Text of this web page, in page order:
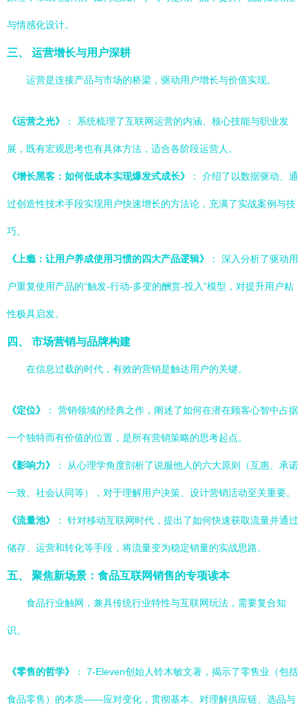
与情感化设计。
三、 运营增长与用户深耕
运营是连接产品与市场的桥梁，驱动用户增长与价值实现。
《运营之光》 ： 系统梳理了互联网运营的内涵、核心技能与职业发
展，既有宏观思考也有具体方法，适合各阶段运营人。
《增长黑客：如何低成本实现爆发式成长》 ： 介绍了以数据驱动、通
过创造性技术手段实现用户快速增长的方法论，充满了实战案例与技
巧。
《上瘾：让用户养成使用习惯的四大产品逻辑》 ： 深入分析了驱动用
户重复使用产品的“触发-行动-多变的酬赏-投入”模型，对提升用户粘
性极具启发。
四、 市场营销与品牌构建
在信息过载的时代，有效的营销是触达用户的关键。
《定位》 ： 营销领域的经典之作，阐述了如何在潜在顾客心智中占据
一个独特而有价值的位置，是所有营销策略的思考起点。
《影响力》 ： 从心理学角度剖析了说服他人的六大原则（互惠、承诺
一致、社会认同等），对于理解用户决策、设计营销活动至关重要。
《流量池》 ： 针对移动互联网时代，提出了如何快速获取流量并通过
储存、运营和转化等手段，将流量变为稳定销量的实战思路。
五、 聚焦新场景：食品互联网销售的专项读本
食品行业触网，兼具传统行业特性与互联网玩法，需要复合知
识。
《零售的哲学》 ： 7-Eleven创始人铃木敏文著，揭示了零售业（包括
食品零售）的本质——应对变化，贯彻基本。对理解供应链、选品与